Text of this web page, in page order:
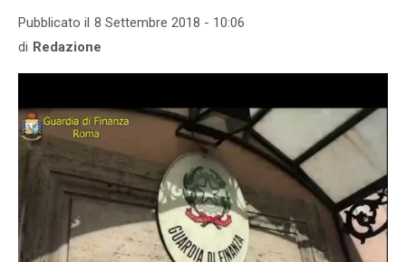
Pubblicato il 8 Settembre 2018 - 10:06
di Redazione